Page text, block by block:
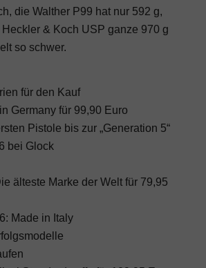
die Walther P99 hat nur 592 g,
& Koch USP ganze 970 g
so schwer.
für den Kauf
Germany für 99,90 Euro
Pistole bis zur „Generation 5“
bei Glock
älteste Marke der Welt für 79,95
Made in Italy